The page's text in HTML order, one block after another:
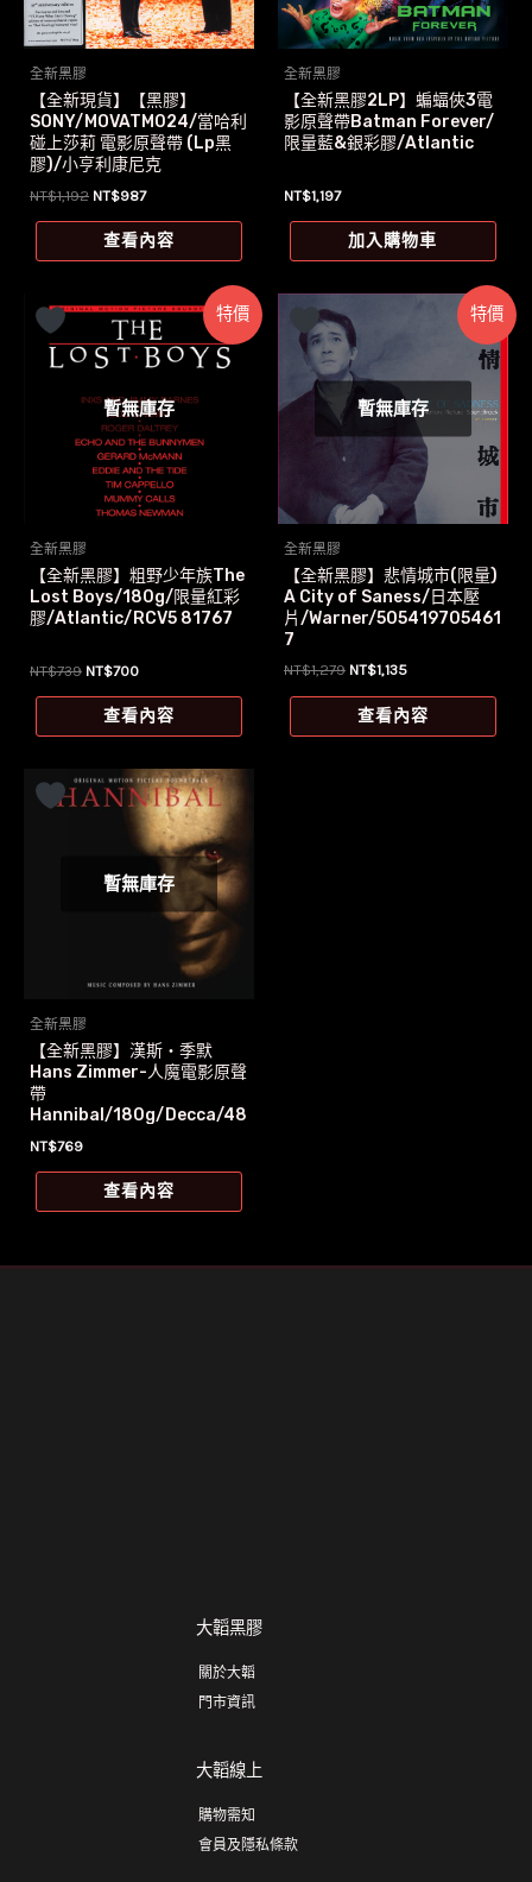
全新黑膠
【全新現貨】【黑膠】
SONY/MOVATM024/當哈利
碰上莎莉 電影原聲帶 (Lp黑
膠)/小亨利康尼克
NT$1,192 原
價
格：
NT$987目
價
格：
查看內容
全新黑膠
【全新黑膠2LP】蝙蝠俠3電
影原聲帶Batman Forever/
限量藍&銀彩膠/Atlantic
NT$1,197
加入購物車
特價
暫無庫存
全新黑膠
【全新黑膠】粗野少年族The
Lost Boys/180g/限量紅彩
膠/Atlantic/RCV5 81767
NT$739 原
格：
NT$700目
價
格：
查看內容
特價
暫無庫存
全新黑膠
【全新黑膠】悲情城市(限量)
A City of Saness/日本壓
片/Warner/505419705461
7
NT$1,279 原
價
格：
NT$1,135目
價
格：
查看內容
暫無庫存
全新黑膠
【全新黑膠】漢斯‧季默
Hans Zimmer-人魔電影原聲
帶
Hannibal/180g/Decca/48
3 2130
NT$769
查看內容
大韜黑膠
關於大韜
門市資訊
大韜線上
購物需知
會員及隱私條款